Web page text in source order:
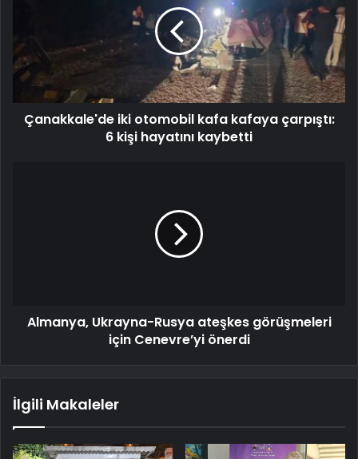
Çanakkale'de iki otomobil kafa kafaya çarpıştı:
6 kişi hayatını kaybetti
Almanya, Ukrayna-Rusya ateşkes görüşmeleri
için Cenevre’yi önerdi
İlgili Makaleler